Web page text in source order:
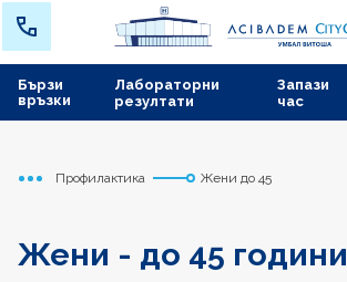
Лабораторни
резултати
Запази
час
Бързи
връзки
Начало
Сърдечно съдов център
Медицински дейности
Профилактика Жени до 45
Жени - до 45 години